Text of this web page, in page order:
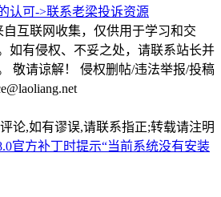
认可->联系老梁投诉资源
自互联网收集，仅供用于学习和交
如有侵权、不妥之处，请联系站长并
敬请谅解！ 侵权删帖/违法举报/投稿
论,如有谬误,请联系指正;转载请注明
官方补丁时提示“当前系统没有安装